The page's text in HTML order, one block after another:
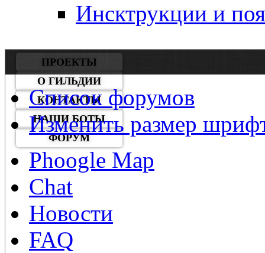
Инсктрукции и
ПРОЕКТЫ
О ГИЛЬДИИ
КОНТАКТЫ
НАШИ БОТЫ
ФОРУМ
Список форумов
Изменить размер
Phoogle Map
Chat
Новости
FAQ